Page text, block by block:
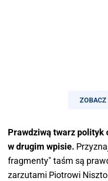
ZOBACZ
Prawdziwą twarz polityk
w drugim wpisie.
fragmenty" taśm są
zarzutami Piotrowi